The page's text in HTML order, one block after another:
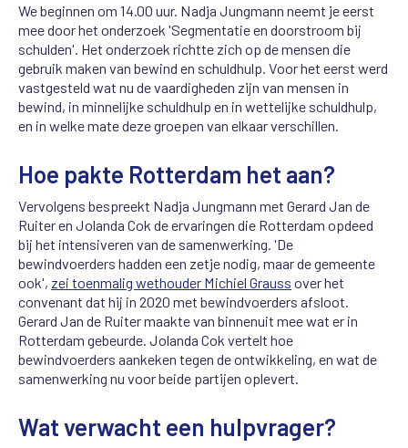
We beginnen om 14.00 uur. Nadja Jungmann neemt je eerst
mee door het onderzoek 'Segmentatie en doorstroom bij
schulden'. Het onderzoek richtte zich op de mensen die
gebruik maken van bewind en schuldhulp. Voor het eerst werd
vastgesteld wat nu de vaardigheden zijn van mensen in
bewind, in minnelijke schuldhulp en in wettelijke schuldhulp,
en in welke mate deze groepen van elkaar verschillen.
Hoe pakte Rotterdam het aan?
Vervolgens bespreekt Nadja Jungmann met Gerard Jan de
Ruiter en Jolanda Cok de ervaringen die Rotterdam opdeed
bij het intensiveren van de samenwerking. 'De
bewindvoerders hadden een zetje nodig, maar de gemeente
ook', zei toenmalig wethouder Michiel Grauss over het
convenant dat hij in 2020 met bewindvoerders afsloot.
Gerard Jan de Ruiter maakte van binnenuit mee wat er in
Rotterdam gebeurde. Jolanda Cok vertelt hoe
bewindvoerders aankeken tegen de ontwikkeling, en wat de
samenwerking nu voor beide partijen oplevert.
Wat verwacht een hulpvrager?